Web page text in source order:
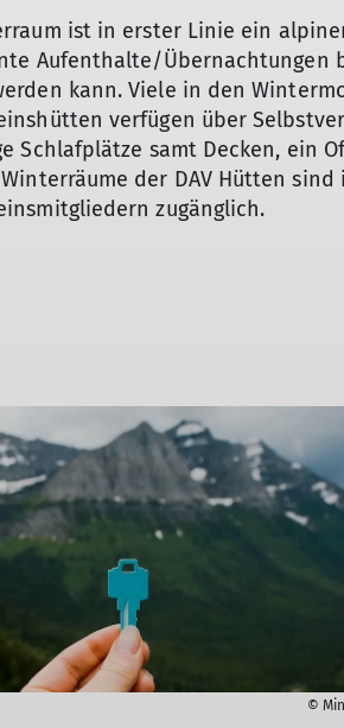
ist in erster Linie ein
Aufenthalte/Übernachtungen
kann. Viele in den
verfügen über
Schlafplätze samt Decken, ein
der DAV Hütten
zugänglich.
©